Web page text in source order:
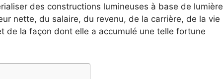
des constructions lumineuses à base de lumière
nette, du salaire, du revenu, de la carrière, de la vie
de la façon dont elle a accumulé une telle fortune